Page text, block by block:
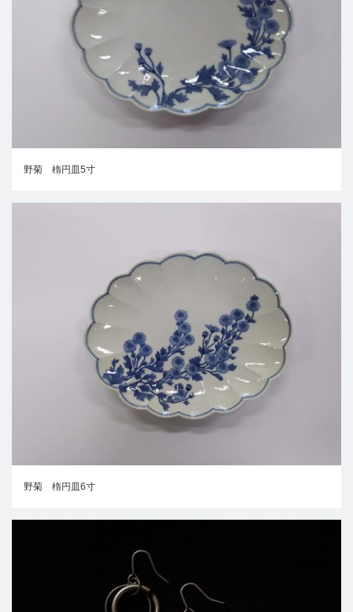
野菊 楕円皿5寸
野菊 楕円皿6寸